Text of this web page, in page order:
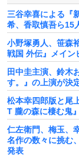
三谷幸喜による『
希、香取慎吾ら15
小野塚勇人、笹森
戦国 外伝』メイン
田中圭主演、鈴木
す。』の上演が決
松本幸四郎版と尾
T 朧の森に棲む鬼
仁左衛門、梅玉、
名作の数々に挑む
発表